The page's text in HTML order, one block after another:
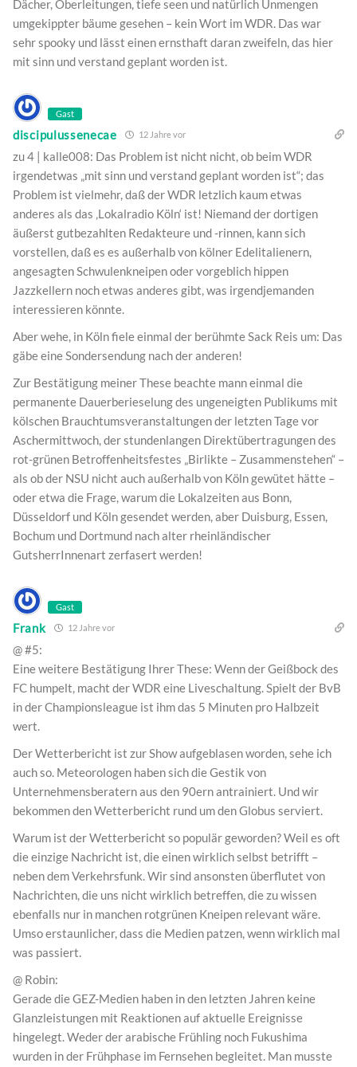
Dächer, Oberleitungen, tiefe seen und natürlich Unmengen
umgekippter bäume gesehen – kein Wort im WDR. Das war
sehr spooky und lässt einen ernsthaft daran zweifeln, das hier
mit sinn und verstand geplant worden ist.
Gast
discipulussenecae 12 Jahre vor
zu 4 | kalle008: Das Problem ist nicht nicht, ob beim WDR
irgendetwas „mit sinn und verstand geplant worden ist“; das
Problem ist vielmehr, daß der WDR letzlich kaum etwas
anderes als das ‚Lokalradio Köln‘ ist! Niemand der dortigen
äußerst gutbezahlten Redakteure und -rinnen, kann sich
vorstellen, daß es es außerhalb von kölner Edelitalienern,
angesagten Schwulenkneipen oder vorgeblich hippen
Jazzkellern noch etwas anderes gibt, was irgendjemanden
interessieren könnte.
Aber wehe, in Köln fiele einmal der berühmte Sack Reis um: Das
gäbe eine Sondersendung nach der anderen!
Zur Bestätigung meiner These beachte mann einmal die
permanente Dauerberieselung des ungeneigten Publikums mit
kölschen Brauchtumsveranstaltungen der letzten Tage vor
Aschermittwoch, der stundenlangen Direktübertragungen des
rot-grünen Betroffenheitsfestes „Birlikte – Zusammenstehen“ –
als ob der NSU nicht auch außerhalb von Köln gewütet hätte –
oder etwa die Frage, warum die Lokalzeiten aus Bonn,
Düsseldorf und Köln gesendet werden, aber Duisburg, Essen,
Bochum und Dortmund nach alter rheinländischer
GutsherrInnenart zerfasert werden!
Gast
Frank 12 Jahre vor
@ #5:
Eine weitere Bestätigung Ihrer These: Wenn der Geißbock des
FC humpelt, macht der WDR eine Liveschaltung. Spielt der BvB
in der Championsleague ist ihm das 5 Minuten pro Halbzeit
wert.
Der Wetterbericht ist zur Show aufgeblasen worden, sehe ich
auch so. Meteorologen haben sich die Gestik von
Unternehmensberatern aus den 90ern antrainiert. Und wir
bekommen den Wetterbericht rund um den Globus serviert.
Warum ist der Wetterbericht so populär geworden? Weil es oft
die einzige Nachricht ist, die einen wirklich selbst betrifft –
neben dem Verkehrsfunk. Wir sind ansonsten überflutet von
Nachrichten, die uns nicht wirklich betreffen, die zu wissen
ebenfalls nur in manchen rotgrünen Kneipen relevant wäre.
Umso erstaunlicher, dass die Medien patzen, wenn wirklich mal
was passiert.
@ Robin:
Gerade die GEZ-Medien haben in den letzten Jahren keine
Glanzleistungen mit Reaktionen auf aktuelle Ereignisse
hingelegt. Weder der arabische Frühling noch Fukushima
wurden in der Frühphase im Fernsehen begleitet. Man musste